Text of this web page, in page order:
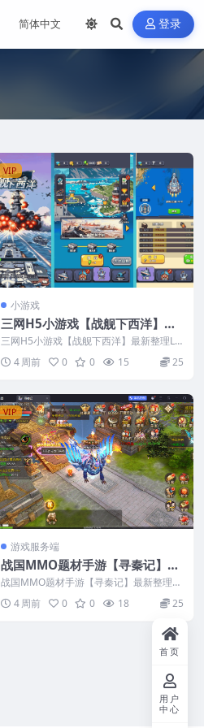
登录
VIP
小游戏
三网H5小游戏【战舰下西洋】最
新整理Linux手工服务端+安卓
三网H5小游戏【战舰下西洋】最新整理Lin
ux手工服务端+安卓
4 周前 0 0 15 25
VIP
游戏服务端
战国MMO题材手游【寻秦记】最
新整理CentOS手工服务端+安卓
苹果双端+GM授权后台+视频教程
战国MMO题材手游【寻秦记】最新整理C
entOS手工服务端+安卓苹果双端+GM授...
4 周前 0 0 18 25
首页
用户
中心